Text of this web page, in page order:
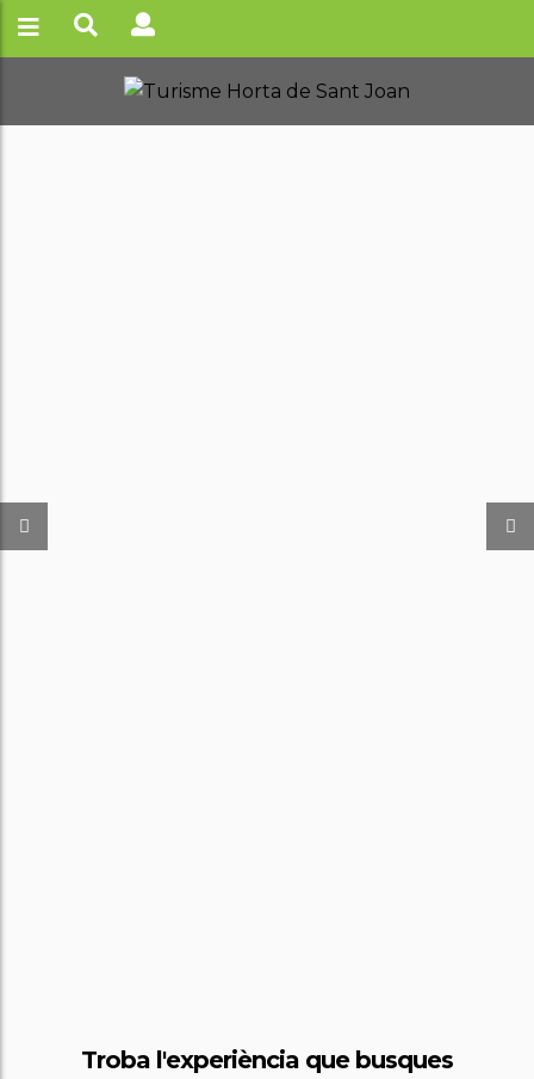
Troba l'experiència que busques